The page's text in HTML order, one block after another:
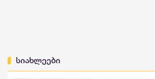
სიახლეები